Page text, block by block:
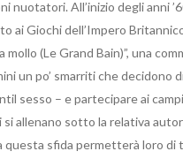
All’inizio degli anni
ai Giochi dell’Impero
(Le Grand Bain)”, una
un po’ smarriti che decidono
sesso – e partecipare ai
allenano sotto la relativa
questa sfida permetterà loro di